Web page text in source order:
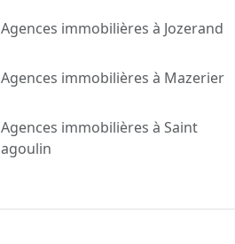
Agences immobilières à Jozerand
Agences immobilières à Mazerier
Agences immobilières à Saint
agoulin